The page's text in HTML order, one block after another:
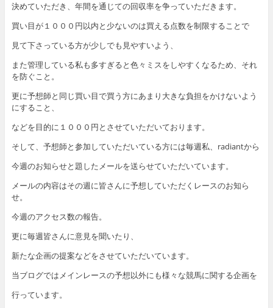
決めていただき、年間を通じての回収率を争っていただきます。
買い目が１０００円以内と少ないのは買える点数を制限することで
見て下さっている方が少しでも見やすいよう、
また管理している私も多すぎると色々ミスをしやすくなるため、それ
を防ぐこと。
更に予想師と同じ買い目で買う方にあまり大きな負担をかけないよう
にすること、
などを目的に１０００円とさせていただいております。
そして、予想師と参加していただいている方には毎週私、radiantから
今週のお知らせと題したメールを送らせていただいています。
メールの内容はその週に皆さんに予想していただくレースのお知ら
せ。
今週のアクセス数の報告。
更に毎週皆さんに意見を聞いたり、
新たな企画の提案などをさせていただいています。
当ブログではメインレースの予想以外にも様々な競馬に関する企画を
行っています。